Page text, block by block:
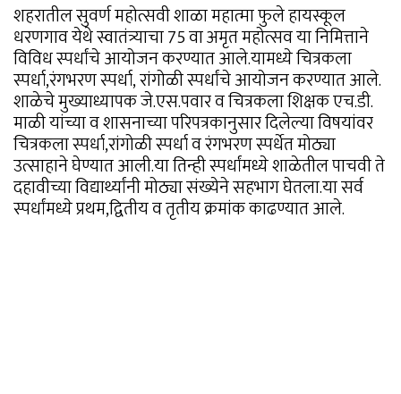
शहरातील सुवर्ण महोत्सवी शाळा महात्मा फुले हायस्कूल
धरणगाव येथे स्वातंत्र्याचा 75 वा अमृत महोत्सव या निमित्ताने
विविध स्पर्धांचे आयोजन करण्यात आले.यामध्ये चित्रकला
स्पर्धा,रंगभरण स्पर्धा, रांगोळी स्पर्धांचे आयोजन करण्यात आले.
शाळेचे मुख्याध्यापक जे.एस.पवार व चित्रकला शिक्षक एच.डी.
माळी यांच्या व शासनाच्या परिपत्रकानुसार दिलेल्या विषयांवर
चित्रकला स्पर्धा,रांगोळी स्पर्धा व रंगभरण स्पर्धेत मोठ्या
उत्साहाने घेण्यात आली.या तिन्ही स्पर्धांमध्ये शाळेतील पाचवी ते
दहावीच्या विद्यार्थ्यांनी मोठ्या संख्येने सहभाग घेतला.या सर्व
स्पर्धांमध्ये प्रथम,द्वितीय व तृतीय क्रमांक काढण्यात आले.